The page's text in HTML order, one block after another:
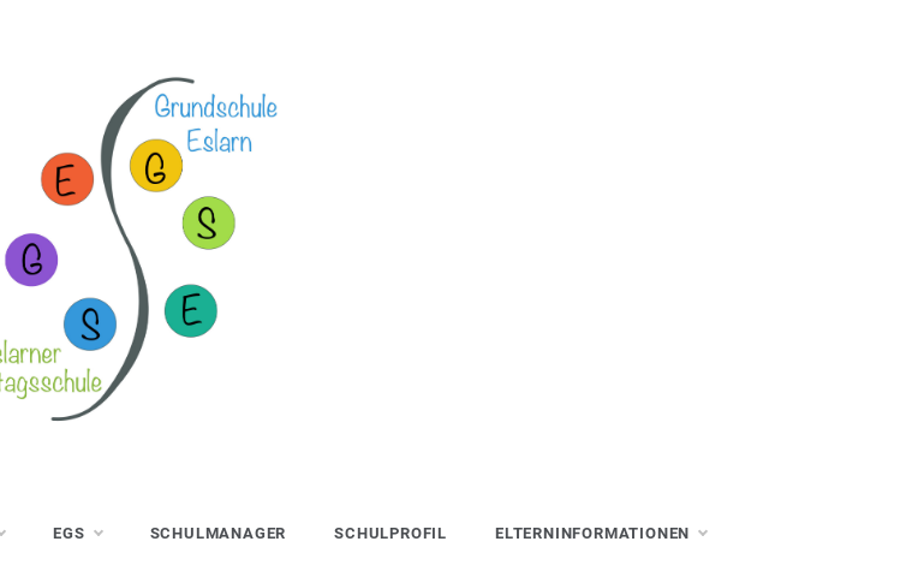
EGS SCHULMANAGER SCHULPROFIL ELTERNINFORMATIONEN